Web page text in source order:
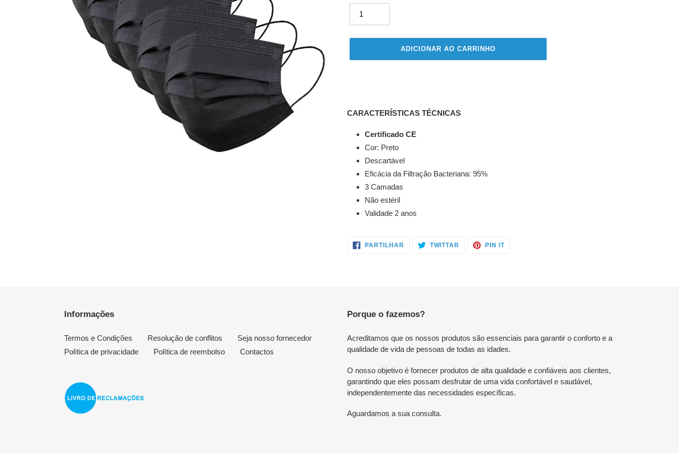
ADICIONAR AO CARRINHO
ao
carrinho
CARACTERÍSTICAS TÉCNICAS
Certificado CE
Cor: Preto
Descartável
Eficácia da Filtração Bacteriana: 95%
3 Camadas
Não estéril
Validade 2 anos
PARTILHAR PARTILHE
NO
TWITTAR TWITTARPIN ITADICIONE
Informações
Termos e Condições Resolução de conflitos
Seja nosso fornecedor
Política de privacidade
Política de reembolso Contactos
Porque o fazemos?
Acreditamos que os nossos produtos são essenciais para garantir o conforto e a
qualidade de vida de pessoas de todas as idades.
O nosso objetivo é fornecer produtos de alta qualidade e confiáveis aos clientes,
garantindo que eles possam desfrutar de uma vida confortável e saudável,
independentemente das necessidades específicas.
Aguardamos a sua consulta.